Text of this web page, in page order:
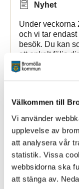
Välkommen till
Vi använder
upplevelse av
att analysera vår
statistik. Vissa
webbsidorna ska
att stänga av.
Nyhet
Under veckorna
och vi tar
besök. Du kan
att enkelt följa
Bromölla
Endast
3 July 2026
Nyhet
Under vecka